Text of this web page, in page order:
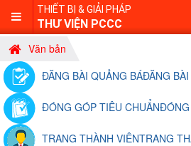
THIẾT BỊ & GIẢI PHÁP
THƯ VIỆN PCCC
Văn bản
ĐĂNG BÀI QUẢNG BÁĐĂNG
ĐÓNG GÓP TIÊU CHUẨNĐÓNG
TRANG THÀNH VIÊNTRANG